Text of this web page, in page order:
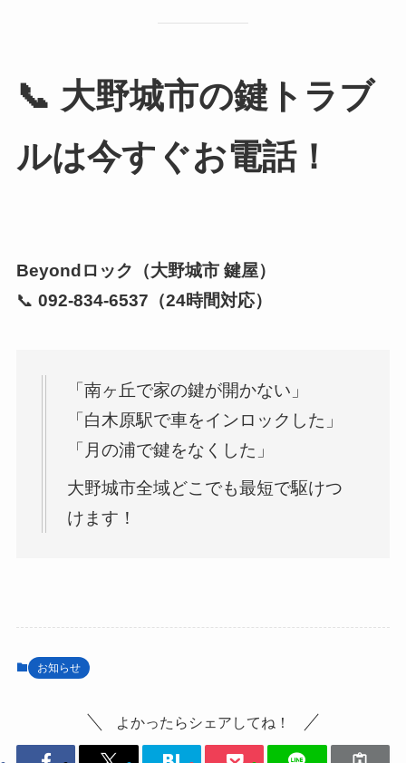
📞 大野城市の鍵トラブ
ルは今すぐお電話！
Beyondロック（大野城市 鍵屋）
📞 092-834-6537（24時間対応）
「南ヶ丘で家の鍵が開かない」
「白木原駅で車をインロックした」
「月の浦で鍵をなくした」
大野城市全域どこでも最短で駆けつ
けます！
お知らせ
よかったらシェアしてね！